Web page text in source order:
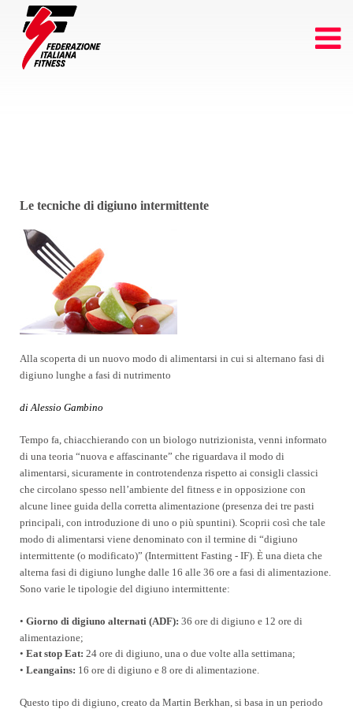
Le tecniche di digiuno intermittente
Alla scoperta di un nuovo modo di alimentarsi in cui si alternano fasi di
digiuno lunghe a fasi di nutrimento
di Alessio Gambino
Tempo fa, chiacchierando con un biologo nutrizionista, venni informato
di una teoria “nuova e affascinante” che riguardava il modo di
alimentarsi, sicuramente in controtendenza rispetto ai consigli classici
che circolano spesso nell’ambiente del fitness e in opposizione con
alcune linee guida della corretta alimentazione (presenza dei tre pasti
principali, con introduzione di uno o più spuntini). Scoprii così che tale
modo di alimentarsi viene denominato con il termine di “digiuno
intermittente (o modificato)” (Intermittent Fasting - IF). È una dieta che
alterna fasi di digiuno lunghe dalle 16 alle 36 ore a fasi di alimentazione.
Sono varie le tipologie del digiuno intermittente:
• Giorno di digiuno alternati (ADF): 36 ore di digiuno e 12 ore di
alimentazione;
• Eat stop Eat: 24 ore di digiuno, una o due volte alla settimana;
• Leangains: 16 ore di digiuno e 8 ore di alimentazione.
Questo tipo di digiuno, creato da Martin Berkhan, si basa in un periodo